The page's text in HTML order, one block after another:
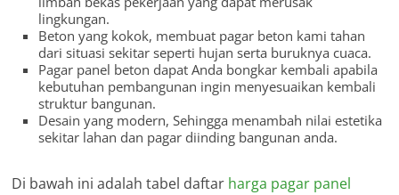
lingkungan.
Beton yang kokok, membuat pagar beton kami tahan
dari situasi sekitar seperti hujan serta buruknya cuaca.
Pagar panel beton dapat Anda bongkar kembali apabila
kebutuhan pembangunan ingin menyesuaikan kembali
struktur bangunan.
Desain yang modern, Sehingga menambah nilai estetika
sekitar lahan dan pagar diinding bangunan anda.
Di bawah ini adalah tabel daftar harga pagar panel